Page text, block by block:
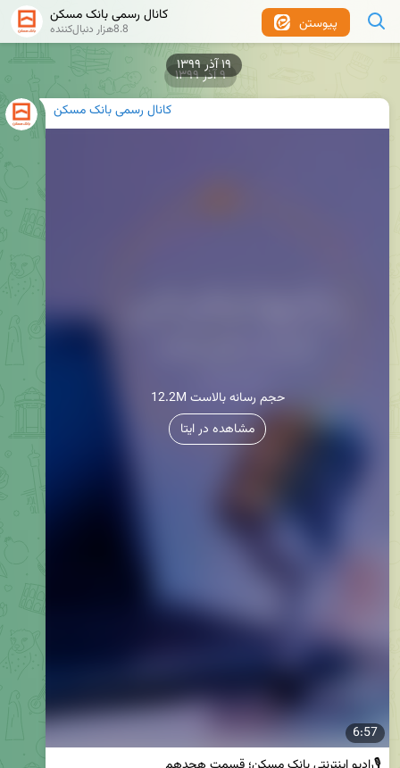
۱۹ آذر ۱۳۹۹
پیوستن کانال رسمی بانک مسکن
8.8هزار دنبال‌کننده
کانال رسمی بانک مسکن
6:57
12.2M حجم رسانه بالاست
مشاهده در ایتا
۹ آذر ۱۳۹۹